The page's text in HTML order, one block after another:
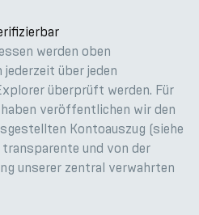
werden oben
über jeden
überprüft werden. Für
veröffentlichen wir den
Kontoauszug (siehe
und von der
unserer zentral verwahrten